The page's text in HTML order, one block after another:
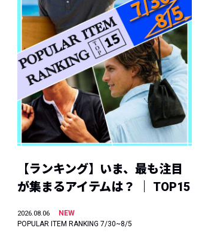
【ランキング】いま、最も注目
が集まるアイテムは？ ｜ TOP15
2026.08.06
NEW
POPULAR ITEM RANKING 7/30~8/5